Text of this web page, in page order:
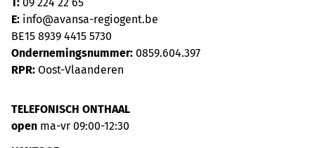
E: info@avansa-regiogent.be
BE15 8939 4415 5730
Ondernemingsnummer: 0859.604.397
RPR: Oost-Vlaanderen
TELEFONISCH ONTHAAL
open ma-vr 09:00-12:30